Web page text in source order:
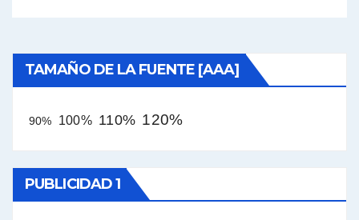
TAMAÑO DE LA FUENTE [AAA]
90% 100% 110% 120%
PUBLICIDAD 1